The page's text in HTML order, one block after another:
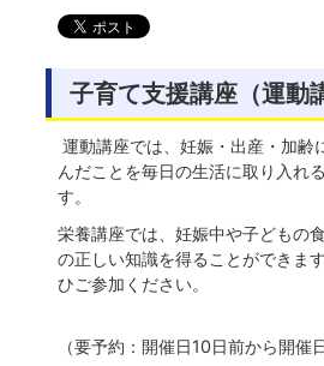
子育て支援講座（運動
運動講座では、妊娠・出産・加齢
んだことを毎日の生活に取り入れ
す。
栄養講座では、妊娠中や子どもの
の正しい知識を得ることができま
ひご参加ください。
（要予約：開催日10日前から開催